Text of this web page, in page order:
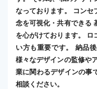
なっております。 コンセ
念を可視化・共有できる
を心がけております。 ロ
い方も重要です。 納品
様々なデザインの監修や
業に関わるデザインの事
相談ください。